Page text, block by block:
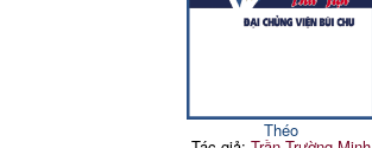
Théo